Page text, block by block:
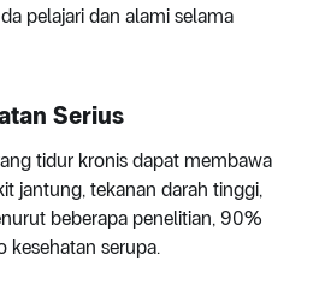
pelajari dan alami selama
Serius
tidur kronis dapat membawa
jantung, tekanan darah tinggi,
beberapa penelitian, 90%
kesehatan serupa.